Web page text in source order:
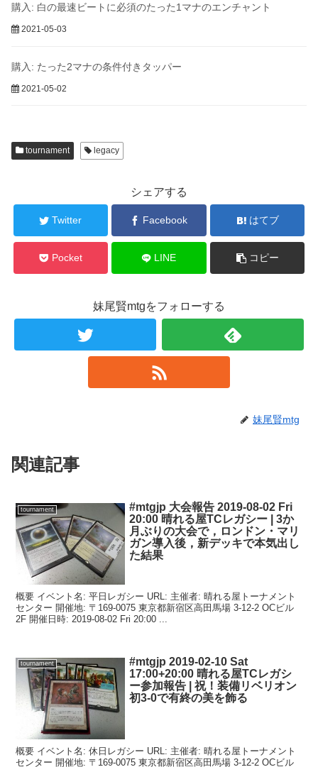
購入: 白の最速ビートに必須のたった1マナのエンチャント
2021-05-03
購入: たった2マナの条件付きタッパー
2021-05-02
tournament legacy
シェアする
Twitter Facebook はてブ
Pocket LINE コピー
妹尾賢mtgをフォローする
妹尾賢mtg
関連記事
tournament
#mtgjp 大会報告 2019-08-02 Fri
20:00 晴れる屋TCレガシー | 3か
月ぶりの大会で，ロンドン・マリ
ガン導入後，新デッキで本気出し
た結果
概要 イベント名: 平日レガシー URL: 主催者: 晴れる屋トーナメント
センター 開催地: 〒169-0075 東京都新宿区高田馬場 3-12-2 OCビル
2F 開催日時: 2019-08-02 Fri 20:00 ...
tournament
#mtgjp 2019-02-10 Sat
17:00+20:00 晴れる屋TCレガシ
ー参加報告 | 祝！装備リベリオン
初3-0で有終の美を飾る
概要 イベント名: 休日レガシー URL: 主催者: 晴れる屋トーナメント
センター 開催地: 〒169-0075 東京都新宿区高田馬場 3-12-2 OCビル